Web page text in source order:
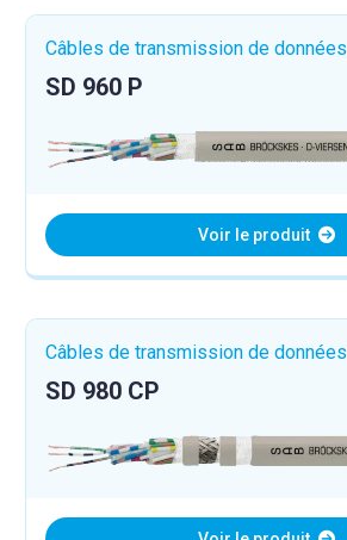
Câbles de transmission de données
SD 960 P
Voir le produit
Câbles de transmission de données
SD 980 CP